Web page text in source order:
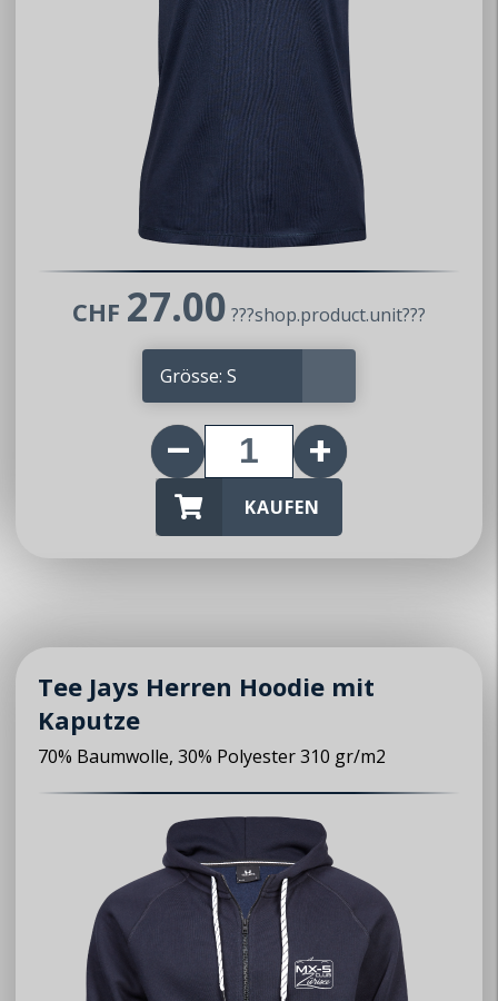
CHF 27.00 ???shop.product.unit???
KAUFEN
Tee Jays Herren Hoodie mit
Kaputze
70% Baumwolle, 30% Polyester 310 gr/m2